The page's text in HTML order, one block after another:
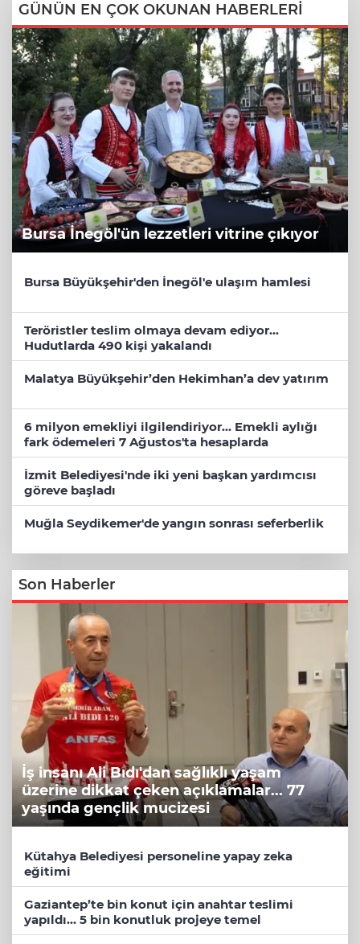
GÜNÜN EN ÇOK OKUNAN HABERLERİ
Bursa İnegöl'ün lezzetleri vitrine çıkıyor
Bursa Büyükşehir'den İnegöl'e ulaşım hamlesi
Teröristler teslim olmaya devam ediyor...
Hudutlarda 490 kişi yakalandı
Malatya Büyükşehir’den Hekimhan’a dev yatırım
6 milyon emekliyi ilgilendiriyor... Emekli aylığı
fark ödemeleri 7 Ağustos'ta hesaplarda
İzmit Belediyesi'nde iki yeni başkan yardımcısı
göreve başladı
Muğla Seydikemer'de yangın sonrası seferberlik
Son Haberler
İş insanı Ali Bıdı'dan sağlıklı yaşam
üzerine dikkat çeken açıklamalar... 77
yaşında gençlik mucizesi
Kütahya Belediyesi personeline yapay zeka
eğitimi
Gaziantep’te bin konut için anahtar teslimi
yapıldı... 5 bin konutluk projeye temel